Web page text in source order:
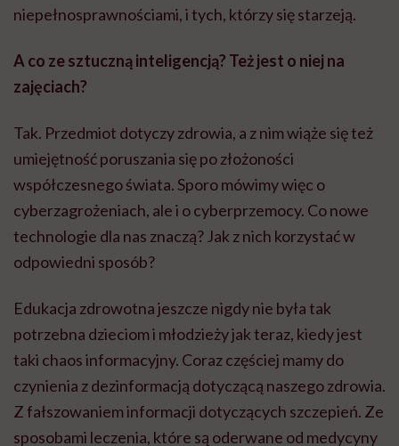
niepełnosprawnościami, i tych, którzy się starzeją.
A co ze sztuczną inteligencją? Też jest o niej na
zajęciach?
Tak. Przedmiot dotyczy zdrowia, a z nim wiąże się też
umiejętność poruszania się po złożoności
współczesnego świata. Sporo mówimy więc o
cyberzagrożeniach, ale i o cyberprzemocy. Co nowe
technologie dla nas znaczą? Jak z nich korzystać w
odpowiedni sposób?
Edukacja zdrowotna jeszcze nigdy nie była tak
potrzebna dzieciom i młodzieży jak teraz, kiedy jest
taki chaos informacyjny. Coraz częściej mamy do
czynienia z dezinformacją dotyczącą naszego zdrowia.
Z fałszowaniem informacji dotyczących szczepień. Ze
sposobami leczenia, które są oderwane od medycyny